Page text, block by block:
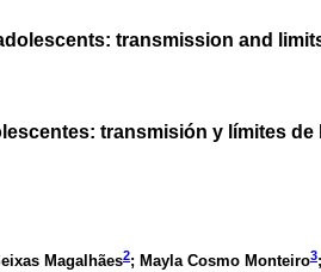
transmission and
transmisión y límites de
Magalhães2; Mayla Cosmo Monteiro3